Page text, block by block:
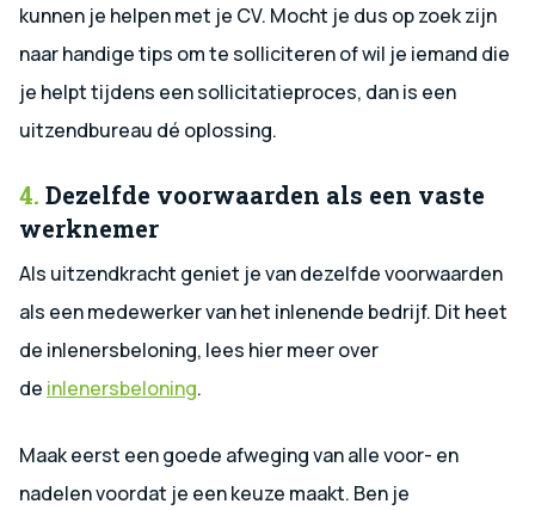
kunnen je helpen met je CV. Mocht je dus op zoek zijn
naar handige tips om te solliciteren of wil je iemand die
je helpt tijdens een sollicitatieproces, dan is een
uitzendbureau dé oplossing.
4. Dezelfde voorwaarden als een vaste
werknemer
Als uitzendkracht geniet je van dezelfde voorwaarden
als een medewerker van het inlenende bedrijf. Dit heet
de inlenersbeloning, lees hier meer over
de inlenersbeloning.
Maak eerst een goede afweging van alle voor- en
nadelen voordat je een keuze maakt. Ben je